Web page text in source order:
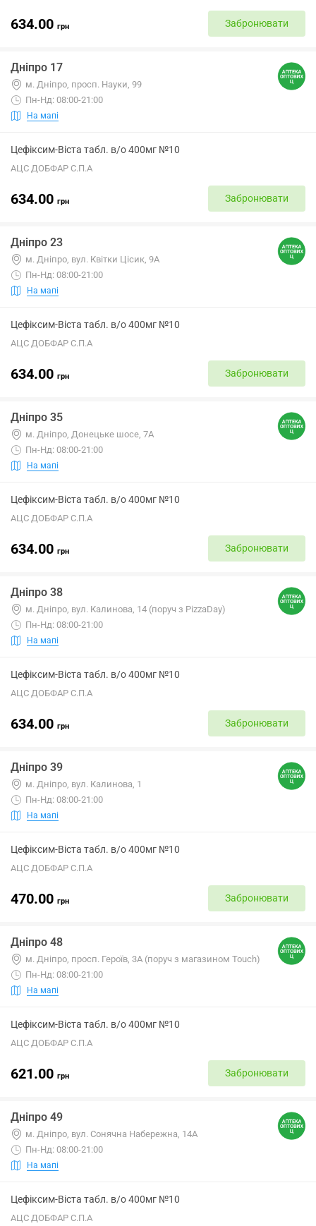
634.00 грн Забронювати
Дніпро 17
м. Дніпро, просп. Науки, 99
Пн-Нд: 08:00-21:00
На мапі
Цефіксим-Віста табл. в/о 400мг №10
АЦС ДОБФАР С.П.А
634.00 грн Забронювати
Дніпро 23
м. Дніпро, вул. Квітки Цісик, 9А
Пн-Нд: 08:00-21:00
На мапі
Цефіксим-Віста табл. в/о 400мг №10
АЦС ДОБФАР С.П.А
634.00 грн Забронювати
Дніпро 35
м. Дніпро, Донецьке шосе, 7А
Пн-Нд: 08:00-21:00
На мапі
Цефіксим-Віста табл. в/о 400мг №10
АЦС ДОБФАР С.П.А
634.00 грн Забронювати
Дніпро 38
м. Дніпро, вул. Калинова, 14 (поруч з PizzaDay)
Пн-Нд: 08:00-21:00
На мапі
Цефіксим-Віста табл. в/о 400мг №10
АЦС ДОБФАР С.П.А
634.00 грн Забронювати
Дніпро 39
м. Дніпро, вул. Калинова, 1
Пн-Нд: 08:00-21:00
На мапі
Цефіксим-Віста табл. в/о 400мг №10
АЦС ДОБФАР С.П.А
470.00 грн Забронювати
Дніпро 48
м. Дніпро, просп. Героїв, 3А (поруч з магазином Touch)
Пн-Нд: 08:00-21:00
На мапі
Цефіксим-Віста табл. в/о 400мг №10
АЦС ДОБФАР С.П.А
621.00 грн Забронювати
Дніпро 49
м. Дніпро, вул. Сонячна Набережна, 14А
Пн-Нд: 08:00-21:00
На мапі
Цефіксим-Віста табл. в/о 400мг №10
АЦС ДОБФАР С.П.А